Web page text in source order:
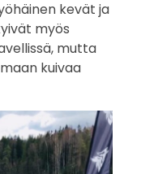
kevät ja
myös
mutta
kuivaa